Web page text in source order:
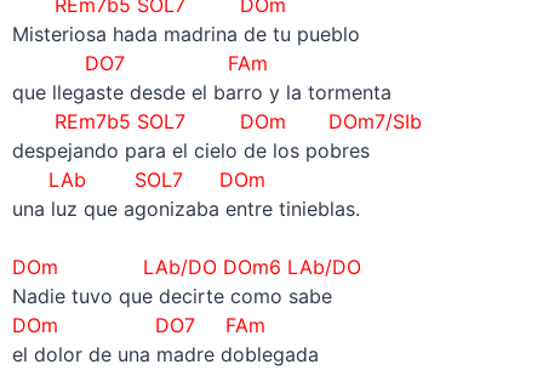
REm7b5 SOL7 DOm
Misteriosa hada madrina de tu pueblo
DO7 FAm
que llegaste desde el barro y la tormenta
REm7b5 SOL7 DOm DOm7/SIb
despejando para el cielo de los pobres
LAb SOL7 DOm
una luz que agonizaba entre tinieblas.
DOm LAb/DO DOm6 LAb/DO
Nadie tuvo que decirte como sabe
DOm DO7 FAm
el dolor de una madre doblegada